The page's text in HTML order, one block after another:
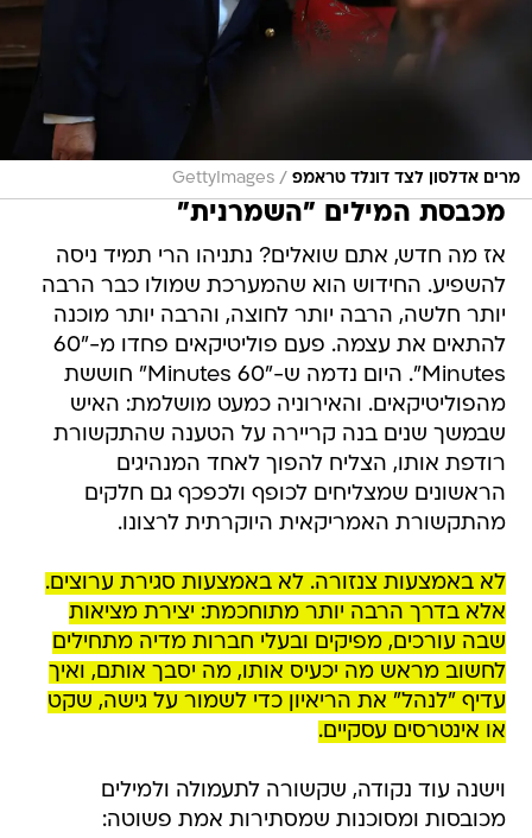
מרים אדלסון לצד דונלד טראמפ /
GettyImages
מכבסת המילים "השמרנית"
אז מה חדש, אתם שואלים? נתניהו הרי תמיד ניסה
להשפיע. החידוש הוא שהמערכת שמולו כבר הרבה
יותר חלשה, הרבה יותר לחוצה, והרבה יותר מוכנה
להתאים את עצמה. פעם פוליטיקאים פחדו מ-"60
Minutes". היום נדמה ש-"60 Minutes" חוששת
מהפוליטיקאים. והאירוניה כמעט מושלמת: האיש
שבמשך שנים בנה קריירה על הטענה שהתקשורת
רודפת אותו, הצליח להפוך לאחד המנהיגים
הראשונים שמצליחים לכופף ולכפכף גם חלקים
מהתקשורת האמריקאית היוקרתית לרצונו.
לא באמצעות צנזורה. לא באמצעות סגירת ערוצים.
אלא בדרך הרבה יותר מתוחכמת: יצירת מציאות
שבה עורכים, מפיקים ובעלי חברות מדיה מתחילים
לחשוב מראש מה יכעיס אותו, מה יסבך אותם, ואיך
עדיף "לנהל" את הריאיון כדי לשמור על גישה, שקט
או אינטרסים עסקיים.
וישנה עוד נקודה, שקשורה לתעמולה ולמילים
מכובסות ומסוכנות שמסתירות אמת פשוטה: